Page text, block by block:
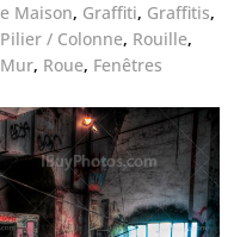
Maison, Graffiti, Graffitis,
Pilier / Colonne, Rouille,
Mur, Roue, Fenêtres